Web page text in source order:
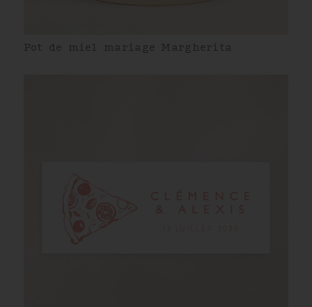
Pot de miel mariage Margherita